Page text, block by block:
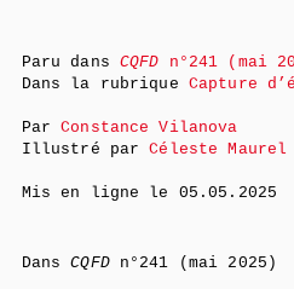
Paru dans CQFD n°241 (mai
Dans la rubrique Capture
ParConstance Vilanova
Illustré parCéleste Maurel
Mis en ligne le 05.05.2025
DansCQFDn°241 (mai 2025)